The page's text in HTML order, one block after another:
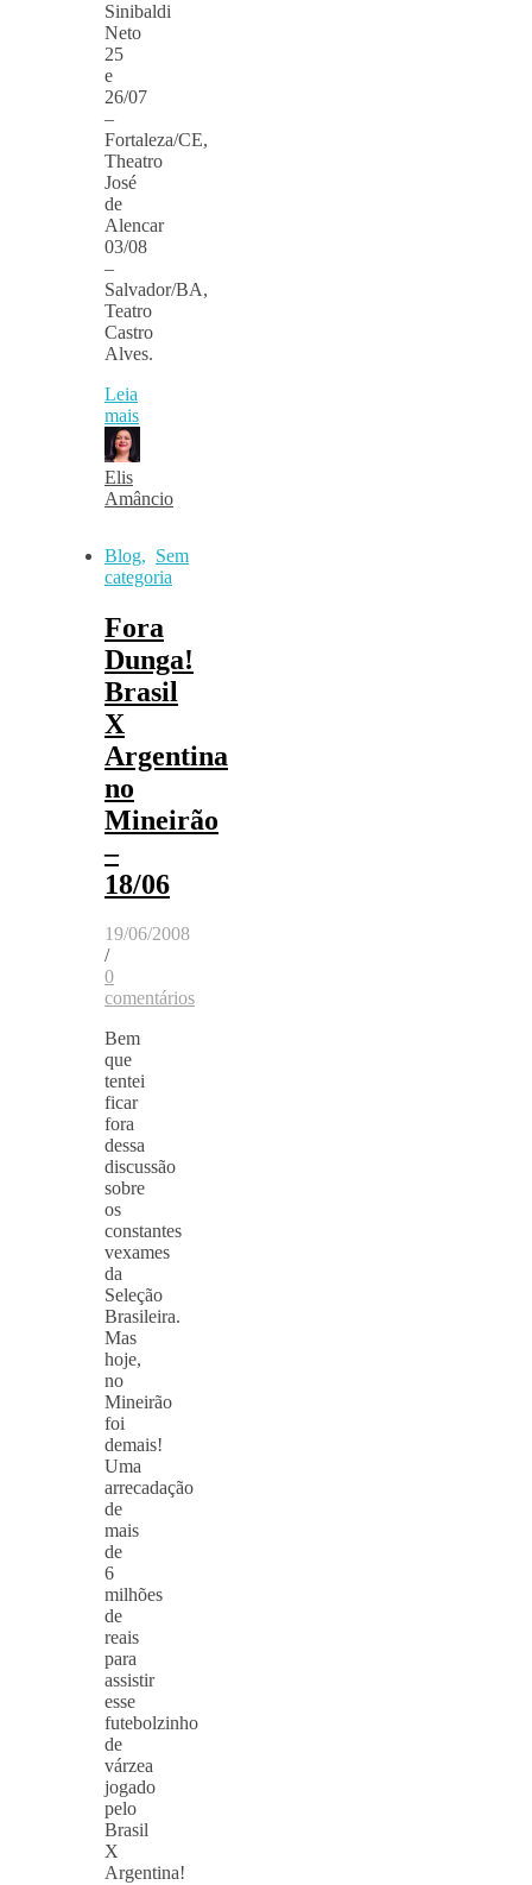
Sinibaldi
Neto
25
e
26/07
–
Fortaleza/CE,
Theatro
José
de
Alencar
03/08
–
Salvador/BA,
Teatro
Castro
Alves.
Leia
mais
Elis
Amâncio
Blog, Sem
categoria
Fora
Dunga!
Brasil
X
Argentina
no
Mineirão
–
18/06
19/06/2008
/
0
comentários
Bem
que
tentei
ficar
fora
dessa
discussão
sobre
os
constantes
vexames
da
Seleção
Brasileira.
Mas
hoje,
no
Mineirão
foi
demais!
Uma
arrecadação
de
mais
de
6
milhões
de
reais
para
assistir
esse
futebolzinho
de
várzea
jogado
pelo
Brasil
X
Argentina!